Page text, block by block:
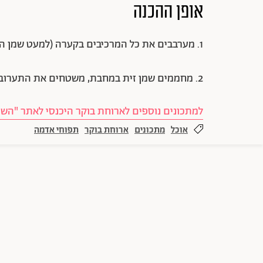
אופן ההכנה
1. מערבבים את כל המרכיבים בקערה (למעט שמן הזית לטיגון).
2. מחממים שמן זית במחבת, משטחים את התערובת ומטגנים 5־7 דקות מכל צד עד שהרושטי מזהיב.
למתכונים נוספים לארוחת בוקר היכנסי לאתר
אוכל מתכונים ארוחת בוקר תפוחי אדמה